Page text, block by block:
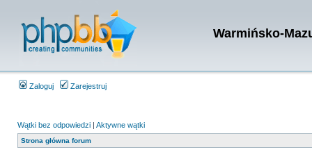
Warmińsko-
Zaloguj Zarejestruj
Wątki bez odpowiedzi | Aktywne wątki
Strona główna forum